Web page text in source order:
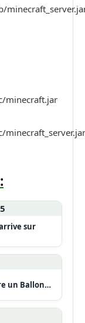
minecraft.jar
sur
un Ballon…